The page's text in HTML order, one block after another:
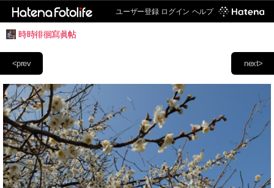
ユーザー登録 ログイン ヘルプ
時時徘徊寫眞帖
next>
<prev